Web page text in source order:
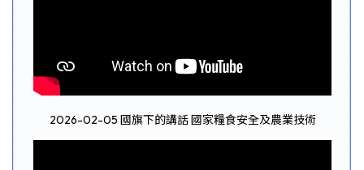
2026-02-05 國旗下的講話 國家糧食安全及農業技術